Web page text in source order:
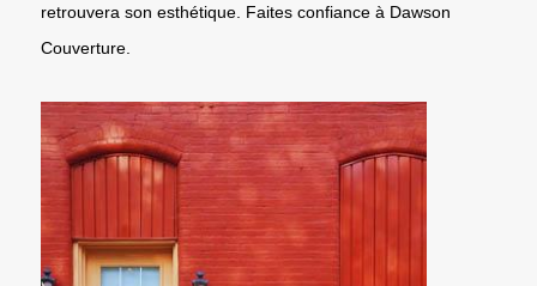
retrouvera son esthétique. Faites confiance à Dawson
Couverture.